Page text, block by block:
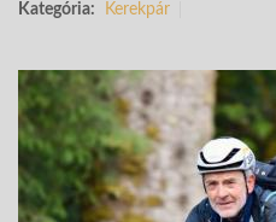
Kategória: Kerekpár